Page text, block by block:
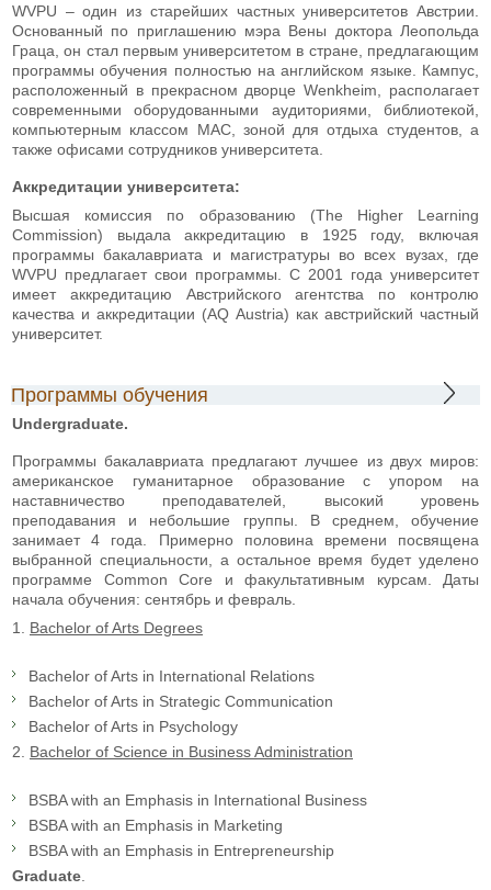
WVPU – один из старейших частных университетов Австрии.
Основанный по приглашению мэра Вены доктора Леопольда
Граца, он стал первым университетом в стране, предлагающим
программы обучения полностью на английском языке. Кампус,
расположенный в прекрасном дворце Wenkheim, располагает
современными оборудованными аудиториями, библиотекой,
компьютерным классом MAC, зоной для отдыха студентов, а
также офисами сотрудников университета.
Аккредитации университета:
Высшая комиссия по образованию (The Higher Learning
Commission) выдала аккредитацию в 1925 году, включая
программы бакалавриата и магистратуры во всех вузах, где
WVPU предлагает свои программы. С 2001 года университет
имеет аккредитацию Австрийского агентства по контролю
качества и аккредитации (AQ Austria) как австрийский частный
университет.
Программы обучения
Undergraduate.
Программы бакалавриата предлагают лучшее из двух миров:
американское гуманитарное образование с упором на
наставничество преподавателей, высокий уровень
преподавания и небольшие группы. В среднем, обучение
занимает 4 года. Примерно половина времени посвящена
выбранной специальности, а остальное время будет уделено
программе Common Core и факультативным курсам. Даты
начала обучения: сентябрь и февраль.
1. Bachelor of Arts Degrees
Bachelor of Arts in International Relations
Bachelor of Arts in Strategic Communication
Bachelor of Arts in Psychology
2. Bachelor of Science in Business Administration
BSBA with an Emphasis in International Business
BSBA with an Emphasis in Marketing
BSBA with an Emphasis in Entrepreneurship
Graduate